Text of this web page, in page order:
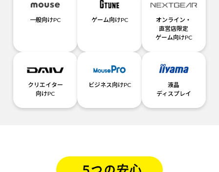
一般向けPC ゲーム向けPC
オンライン・
直営店限定
ゲーム向けPC
クリエイター
向けPC
ビジネス向けPC
液晶
ディスプレイ